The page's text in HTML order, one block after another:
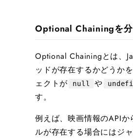
Optional Chainingを分
Optional Chainingとは、
ッドが存在するかどうか
ェクトが
null や
す。
例えば、映画情報のAPI
ルが存在する場合にはジ